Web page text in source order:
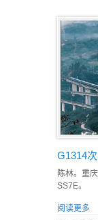
G1314
陈林。重
SS7E。
阅读更多